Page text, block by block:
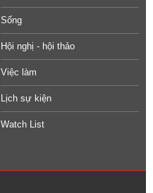
Sống
Hội nghị - hội thảo
Việc làm
Lịch sự kiện
Watch List